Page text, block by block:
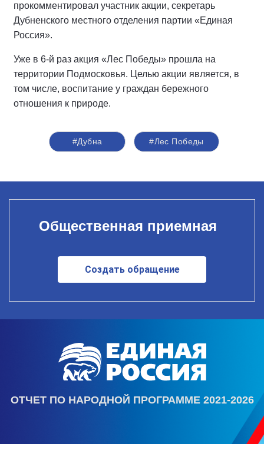
прокомментировал участник акции, секретарь
Дубненского местного отделения партии «Единая
Россия».
Уже в 6-й раз акция «Лес Победы» прошла на
территории Подмосковья. Целью акции является, в
том числе, воспитание у граждан бережного
отношения к природе.
#Дубна #Лес Победы
Общественная приемная
Создать обращение
ОТЧЕТ ПО НАРОДНОЙ ПРОГРАММЕ 2021-2026